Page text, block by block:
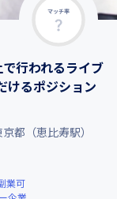
マッチ率
行われるライブ
けるポジション
都（恵比寿駅）
業可